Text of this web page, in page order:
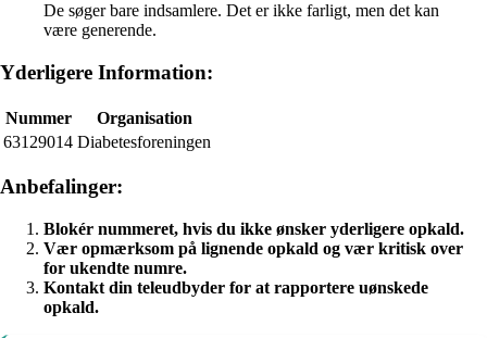
De søger bare indsamlere. Det er ikke farligt, men det kan
være generende.
Yderligere Information:
Nummer
Organisation
63129014 Diabetesforeningen
Anbefalinger:
Blokér nummeret, hvis du ikke ønsker yderligere opkald.
Vær opmærksom på lignende opkald og vær kritisk over
for ukendte numre.
Kontakt din teleudbyder for at rapportere uønskede
opkald.